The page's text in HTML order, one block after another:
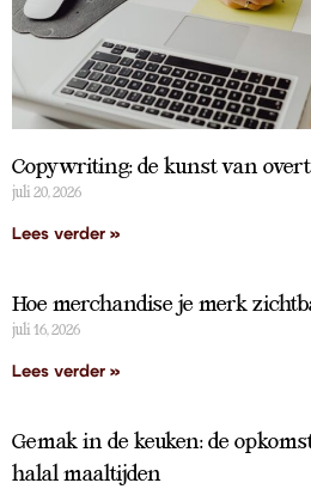
Copywriting: de kunst van
juli 20, 2026
Lees verder »
Hoe merchandise je merk
juli 16, 2026
Lees verder »
Gemak in de keuken: de
halal maaltijden